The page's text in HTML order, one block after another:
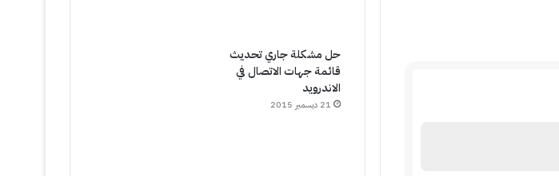
حل مشكلة جاري تحديث
قائمة جهات الاتصال في
الاندرويد
21 ديسمبر 2015